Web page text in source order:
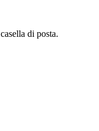
di posta.